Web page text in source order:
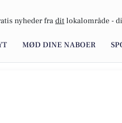
nyheder fra dit lokalområde -
MØD DINE NABOER